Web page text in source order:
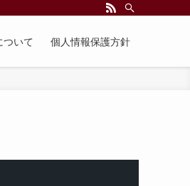
ついて 個人情報保護方針